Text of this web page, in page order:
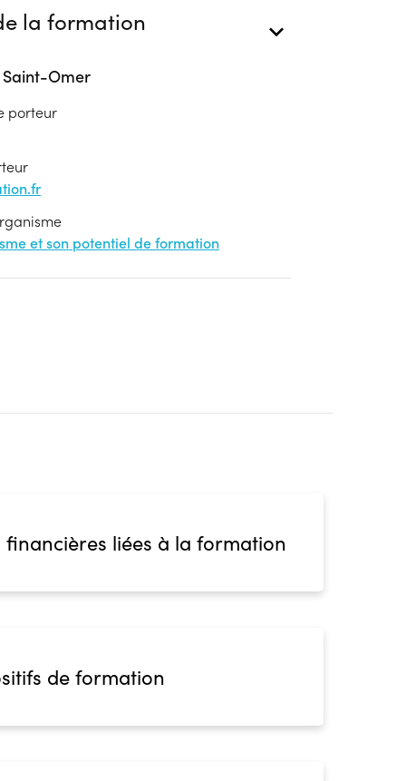
la formation
Omer
porteur
et son potentiel de formation
financières liées à la formation
de formation